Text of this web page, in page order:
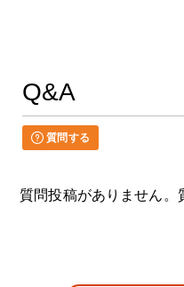
Q&A
質問する
質問投稿がありません。